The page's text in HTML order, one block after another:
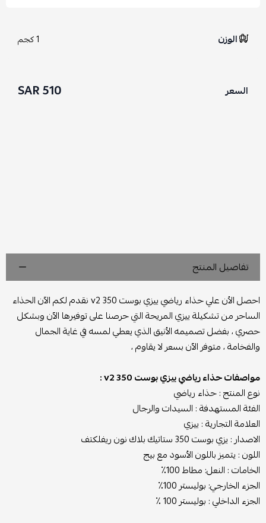
الوزن 1 كجم
السعر 510 SAR
تفاصيل المنتج
احصل الأن علي حذاء رياضي ييزي بوست 350 v2 نقدم لكم الآن الحذاء
الساحر من تشكيلة ييزي المريحة التي حرصنا على توفيرها الآن وبشكل
حصري ، بفضل تصميمه الأنيق الذي يعطي لمسه في غاية الجمال
والفخامة ، متوفر الآن بسعر لا يقاوم ،
مواصفات حذاء رياضي ييزي بوست 350 v2 :
نوع المنتج : حذاء رياضي
الفئة المستهدفة : السيدات والرجال
العلامة التجارية : ييزي
الاصدار : يزي بوست 350 ستاتيك بلاك نون ريفلكتف
اللون : يتميز باللون الأسود مع بيج
الخامات : النعل: مطاط 100٪
الجزء الخارجي: بوليستر 100٪
الجزء الداخلي : بوليستر 100 ٪؜